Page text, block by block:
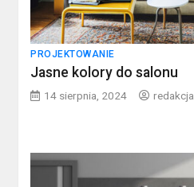
PROJEKTOWANIE
Jasne kolory do salonu
14 sierpnia, 2024 redakcja